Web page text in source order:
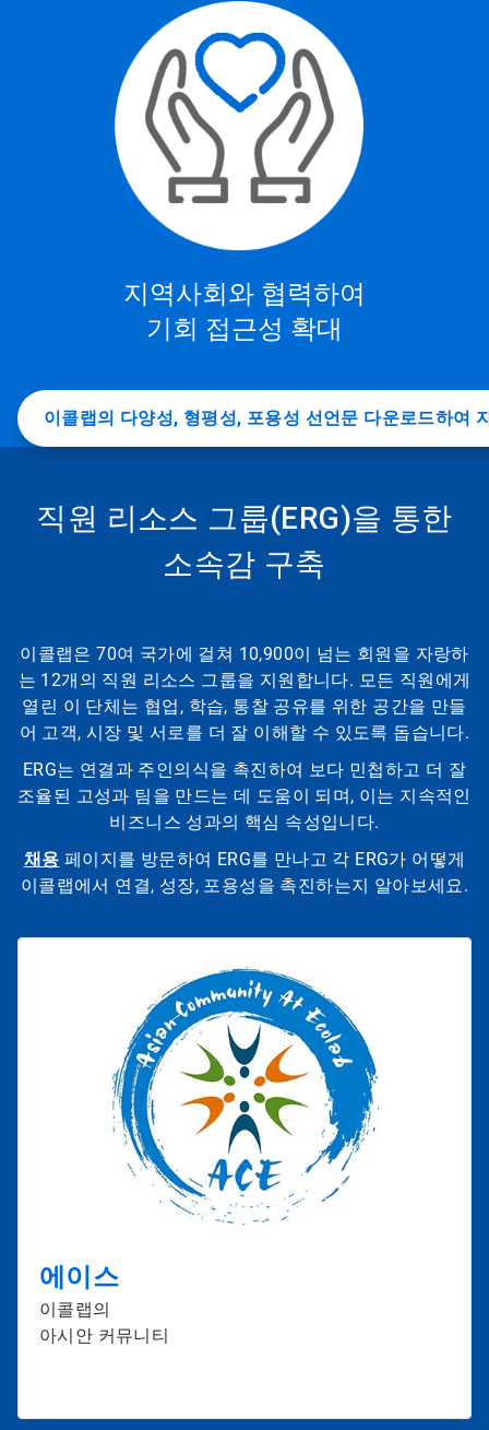
지역사회와 협력하여
기회 접근성 확대
이콜랩의 다양성, 형평성, 포용성 선언문 다운로드하여
직원 리소스 그룹(ERG)을 통한
소속감 구축
이콜랩은 70여 국가에 걸쳐 10,900이 넘는 회원을 자랑하
는 12개의 직원 리소스 그룹을 지원합니다. 모든 직원에게
열린 이 단체는 협업, 학습, 통찰 공유를 위한 공간을 만들
어 고객, 시장 및 서로를 더 잘 이해할 수 있도록 돕습니다.
ERG는 연결과 주인의식을 촉진하여 보다 민첩하고 더 잘
조율된 고성과 팀을 만드는 데 도움이 되며, 이는 지속적인
비즈니스 성과의 핵심 속성입니다.
채용 페이지를 방문하여 ERG를 만나고 각 ERG가 어떻게
이콜랩에서 연결, 성장, 포용성을 촉진하는지 알아보세요.
에이스
이콜랩의
아시안 커뮤니티​​​​​​​